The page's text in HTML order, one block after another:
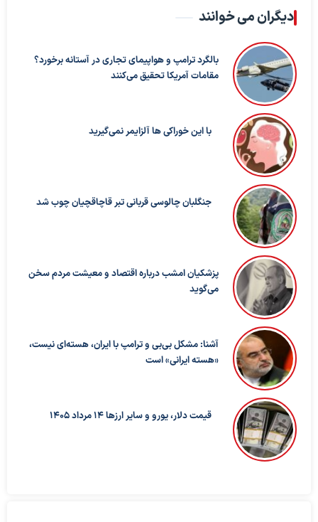
دیگران می خوانند
بالگرد ترامپ و هواپیمای تجاری در آستانه برخورد؟
مقامات آمریکا تحقیق می‌کنند
با این خوراکی ها آلزایمر نمی‌گیرید
جنگلبان چالوسی قربانی تبر قاچاقچیان چوب شد
پزشکیان امشب درباره اقتصاد و معیشت مردم سخن
می‌گوید
آشنا: مشکل بی‌بی‌ و ترامپ با ایران، هسته‌ای نیست،
«هسته ایرانی» است
قیمت دلار، یورو و سایر ارزها ۱۴ مرداد ۱۴۰۵